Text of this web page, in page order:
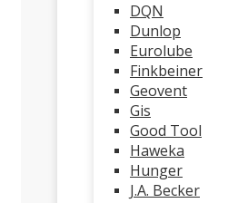
DQN
Dunlop
Eurolube
Finkbeiner
Geovent
Gis
Good Tool
Haweka
Hunger
J.A. Becker